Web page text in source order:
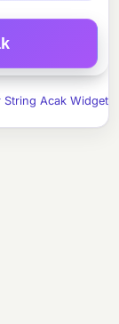
String Acak Widget